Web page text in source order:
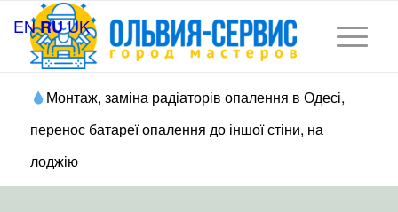
Монтаж, заміна радіаторів опалення в Одесі,
перенос батареї опалення до іншої стіни, на
лоджію
ENRUUK